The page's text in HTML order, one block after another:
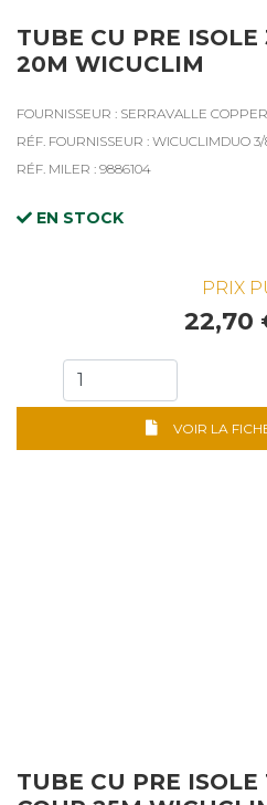
TUBE CU PRE
20M WICUCLIM
FOURNISSEUR : SERRAVALLE
RÉF. FOURNISSEUR : WICUCLIMDUO
RÉF. MILER : 9886104
EN STOCK
PRIX
22,70
VOIR LA
TUBE CU PRE